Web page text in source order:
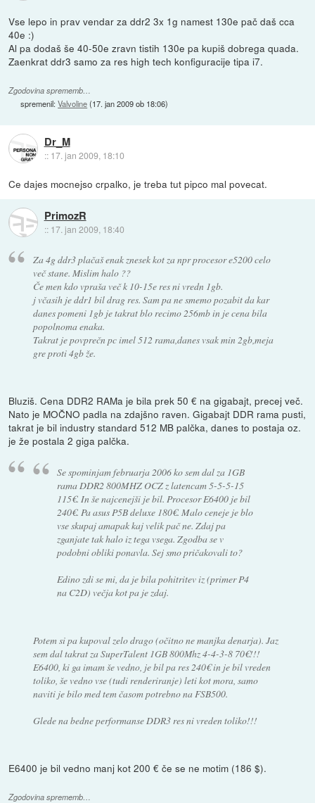
Vse lepo in prav vendar za ddr2 3x 1g namest 130e pač daš cca
40e :)
Al pa dodaš še 40-50e zravn tistih 130e pa kupiš dobrega quada.
Zaenkrat ddr3 samo za res high tech konfiguracije tipa i7.
Zgodovina sprememb…
spremenil:Valvoline(17. jan 2009 ob 18:06)
Dr_M
:: 17. jan 2009, 18:10
Ce dajes mocnejso crpalko, je treba tut pipco mal povecat.
PrimozR
:: 17. jan 2009, 18:40
Za 4g ddr3 plačaš enak znesek kot za npr procesor e5200 celo
več stane. Mislim halo ??
Če men kdo vpraša več k 10-15e res ni vredn 1gb.
j včasih je ddr1 bil drag res. Sam pa ne smemo pozabit da kar
danes pomeni 1gb je takrat blo recimo 256mb in je cena bila
popolnoma enaka.
Takrat je povprečn pc imel 512 rama,danes vsak min 2gb,meja
gre proti 4gb že.
Bluziš. Cena DDR2 RAMa je bila prek 50 € na gigabajt, precej več.
Nato je MOČNO padla na zdajšno raven. Gigabajt DDR rama pusti,
takrat je bil industry standard 512 MB palčka, danes to postaja oz.
je že postala 2 giga palčka.
Se spominjam februarja 2006 ko sem dal za 1GB
rama DDR2 800MHZ OCZ z latencam 5-5-5-15
115€. In še najcenejši je bil. Procesor E6400 je bil
240€. Pa asus P5B deluxe 180€. Malo ceneje je blo
vse skupaj amapak kaj velik pač ne. Zdaj pa
zganjate tak halo iz tega vsega. Zgodba se v
podobni obliki ponavla. Sej smo pričakovali to?
Edino zdi se mi, da je bila pohitritev iz (primer P4
na C2D) večja kot pa je zdaj.
Potem si pa kupoval zelo drago (očitno ne manjka denarja). Jaz
sem dal takrat za SuperTalent 1GB 800Mhz 4-4-3-8 70€!!!
E6400, ki ga imam še vedno, je bil pa res 240€ in je bil vreden
toliko, še vedno vse (tudi renderiranje) leti kot mora, samo
naviti je bilo med tem časom potrebno na FSB500.
Glede na bedne performanse DDR3 res ni vreden toliko!!!
E6400 je bil vedno manj kot 200 € če se ne motim (186 $).
Zgodovina sprememb…